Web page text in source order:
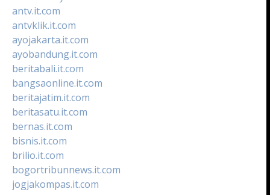
antv.it.com
antvklik.it.com
ayojakarta.it.com
ayobandung.it.com
beritabali.it.com
bangsaonline.it.com
beritajatim.it.com
beritasatu.it.com
bernas.it.com
bisnis.it.com
brilio.it.com
bogortribunnews.it.com
jogjakompas.it.com